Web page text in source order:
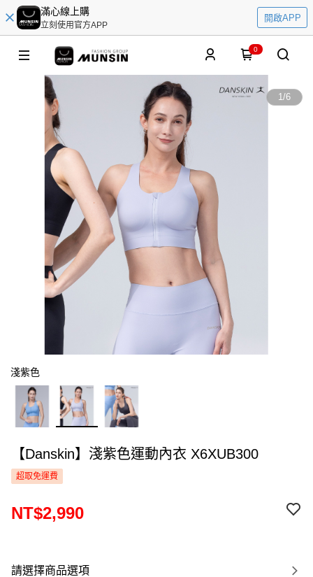
滿心線上購
立刻使用官方APP
開啟APP
0
1/6
淺紫色
【Danskin】淺紫色運動內衣 X6XUB300
超取免運費
NT$2,990
請選擇商品選項